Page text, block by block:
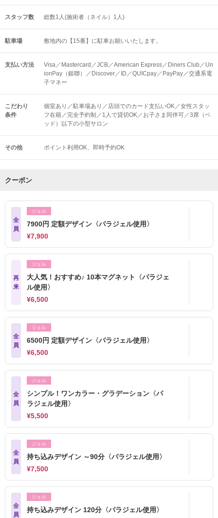
スタッフ数 総数1人(施術者（ネイル）1人)
駐車場 敷地内の【15番】に駐車お願いいたします。
支払い方法
Visa／Mastercard／JCB／American Express／Diners Club／Un
ionPay（銀聯）／Discover／ID／QUICpay／PayPay／交通系電
子マネー
こだわり
条件
個室あり／駐車場あり／店頭でのカード支払いOK／女性スタッ
フ在籍／完全予約制／1人で貸切OK／お子さま同伴可／3席（ベ
ッド）以下の小型サロン
その他 ポイント利用OK 即時予約OK
クーポン
全
員
ジェル
7900円 定額デザイン〈パラジェル使用〉
¥7,900
再
来
ジェル
大人気！おすすめ♪ 10本マグネット〈パラジェ
ル使用〉
¥6,500
全
員
ジェル
6500円 定額デザイン〈パラジェル使用〉
¥6,500
全
員
ジェル
シンプル！ワンカラー・グラデーション〈パ
ラジェル使用〉
¥5,500
全
員
ジェル
持ち込みデザイン ～90分〈パラジェル使用〉
¥7,500
全
員
ジェル
持ち込みデザイン 120分〈パラジェル使用〉